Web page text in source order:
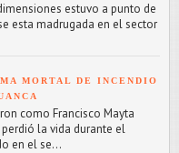
estuvo a punto de
esta madrugada en el sector
MORTAL DE INCENDIO
como Francisco Mayta
la vida durante el
en el se...